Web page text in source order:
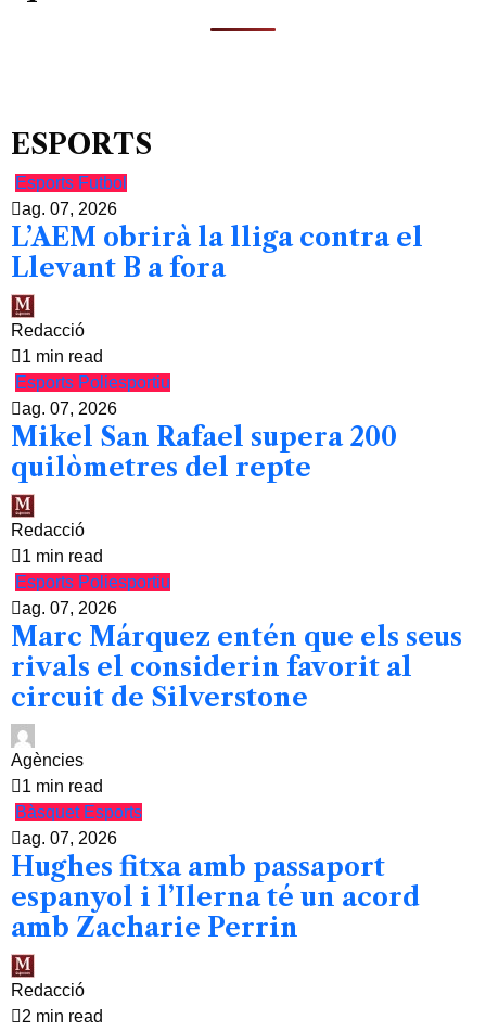
ESPORTS
Esports Futbol
ag. 07, 2026
L’AEM obrirà la lliga contra el
Llevant B a fora
Redacció
1 min read
Esports Poliesportiu
ag. 07, 2026
Mikel San Rafael supera 200
quilòmetres del repte
Redacció
1 min read
Esports Poliesportiu
ag. 07, 2026
Marc Márquez entén que els seus
rivals el considerin favorit al
circuit de Silverstone
Agències
1 min read
Bàsquet Esports
ag. 07, 2026
Hughes fitxa amb passaport
espanyol i l’Ilerna té un acord
amb Zacharie Perrin
Redacció
2 min read